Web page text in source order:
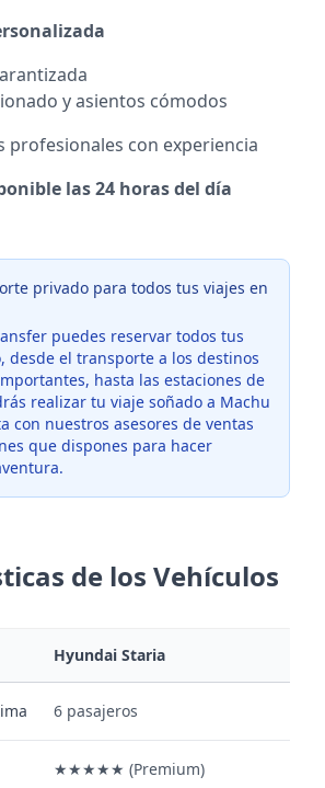
y asientos cómodos
profesionales con experiencia
las 24 horas del día
privado para todos tus viajes en
puedes reservar todos tus
desde el transporte a los destinos
hasta las estaciones de
realizar tu viaje soñado a Machu
con nuestros asesores de ventas
que dispones para hacer
de los Vehículos
Hyundai Staria
6 pasajeros
★★★★★ (Premium)